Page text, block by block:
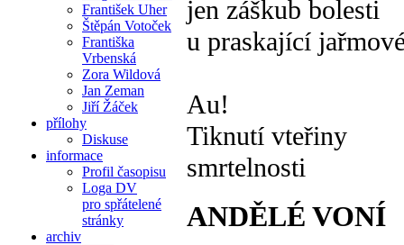
František Uher
Štěpán Votoček
Františka
Vrbenská
Zora Wildová
Jan Zeman
Jiří Žáček
přílohy
Diskuse
informace
Profil časopisu
Loga DV
pro spřátelené
stránky
archiv
jen záškub bolesti
u praskající
Au!
Tiknutí vteřiny
smrtelnosti
ANDĚLÉ VONÍ